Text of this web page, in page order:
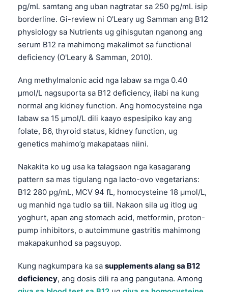
pg/mL samtang ang uban nagtratar sa 250 pg/mL isip
borderline. Gi-review ni O'Leary ug Samman ang B12
physiology sa Nutrients ug gihisgutan nganong ang
serum B12 ra mahimong makalimot sa functional
deficiency (O'Leary & Samman, 2010).
Ang methylmalonic acid nga labaw sa mga 0.40
µmol/L nagsuporta sa B12 deficiency, ilabi na kung
normal ang kidney function. Ang homocysteine nga
labaw sa 15 µmol/L dili kaayo espesipiko kay ang
folate, B6, thyroid status, kidney function, ug
genetics mahimo’g makapataas niini.
Nakakita ko ug usa ka talagsaon nga kasagarang
pattern sa mas tigulang nga lacto-ovo vegetarians:
B12 280 pg/mL, MCV 94 fL, homocysteine 18 µmol/L,
ug manhid nga tudlo sa tiil. Nakaon sila ug itlog ug
yoghurt, apan ang stomach acid, metformin, proton-
pump inhibitors, o autoimmune gastritis mahimong
makapakunhod sa pagsuyop.
Kung nagkumpara ka sa supplements alang sa B12
deficiency, ang dosis dili ra ang pangutana. Among